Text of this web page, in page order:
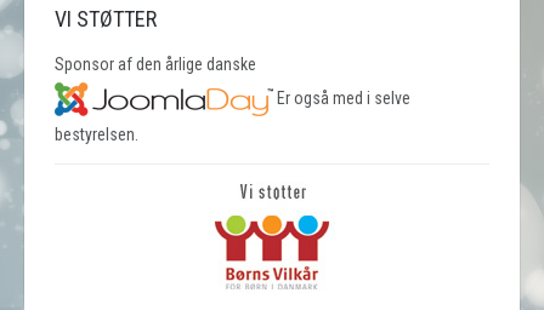
VI STØTTER
Sponsor af den årlige danske
Er også med i selve
bestyrelsen.